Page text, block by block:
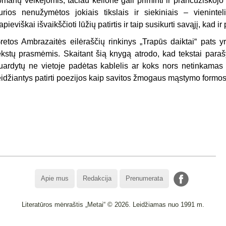
nenužymėtos jokiais tikslais ir siekiniais –
išvaikščioti lūžių patirtis ir taip susikurti savąjį, kad ir
Ambrazaitės eilėraščių rinkinys „Trapūs daiktai“ pats
prasmėmis. Skaitant šią knygą atrodo, kad tekstai
ne vietoje padėtas kablelis ar koks nors
patirti poezijos kaip savitos žmogaus mąstymo
Apie mus Redakcija Prenumerata
Literatūros mėnraštis „Metai“ © 2026. Leidžiamas nuo 1991 m.